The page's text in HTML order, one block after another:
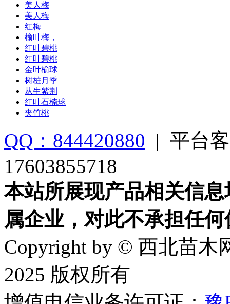
美人梅
美人梅
红梅
榆叶梅，
红叶碧桃
红叶碧桃
金叶榆球
树桩月季
从生紫荆
红叶石楠球
夹竹桃
QQ：844420880 | 平台
17603855718
本站所展现产品相关信
属企业，对此不承担任
Copyright by © 西北苗木
2025 版权所有